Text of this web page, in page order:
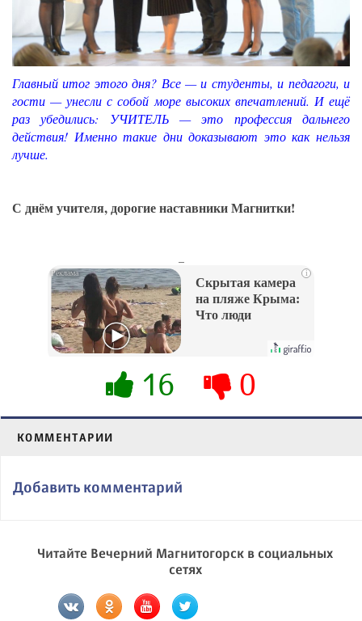
Главный итог этого дня? Все — и студенты, и педагоги, и
гости — унесли с собой море высоких впечатлений. И ещё
раз убедились: УЧИТЕЛЬ — это профессия дальнего
действия! Именно такие дни доказывают это как нельзя
лучше.
С днём учителя, дорогие наставники Магнитки!
i
Скрытая камера
на пляже Крыма:
Что люди
их не видят...
16 0
КОММЕНТАРИИ
Добавить комментарий
Читайте Вечерний Магнитогорск в социальных
сетях